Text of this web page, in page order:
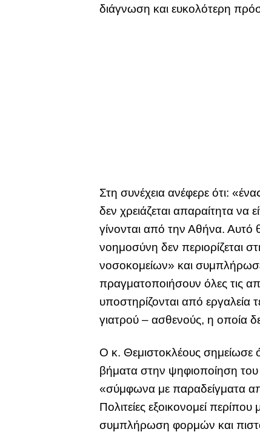
διάγνωση και ευκολότερη
Στη συνέχεια ανέφερε ότι:
δεν χρειάζεται απαραίτητα
γίνονται από την Αθήνα.
νοημοσύνη δεν περιορίζεται
νοσοκομείων» και
πραγματοποιήσουν όλες τις
υποστηρίζονται από εργαλεία
γιατρού – ασθενούς, η οποία
Ο κ. Θεμιστοκλέους σημείωσε
βήματα στην ψηφιοποίηση του
«σύμφωνα με παραδείγματα
Πολιτείες εξοικονομεί
συμπλήρωση φορμών και